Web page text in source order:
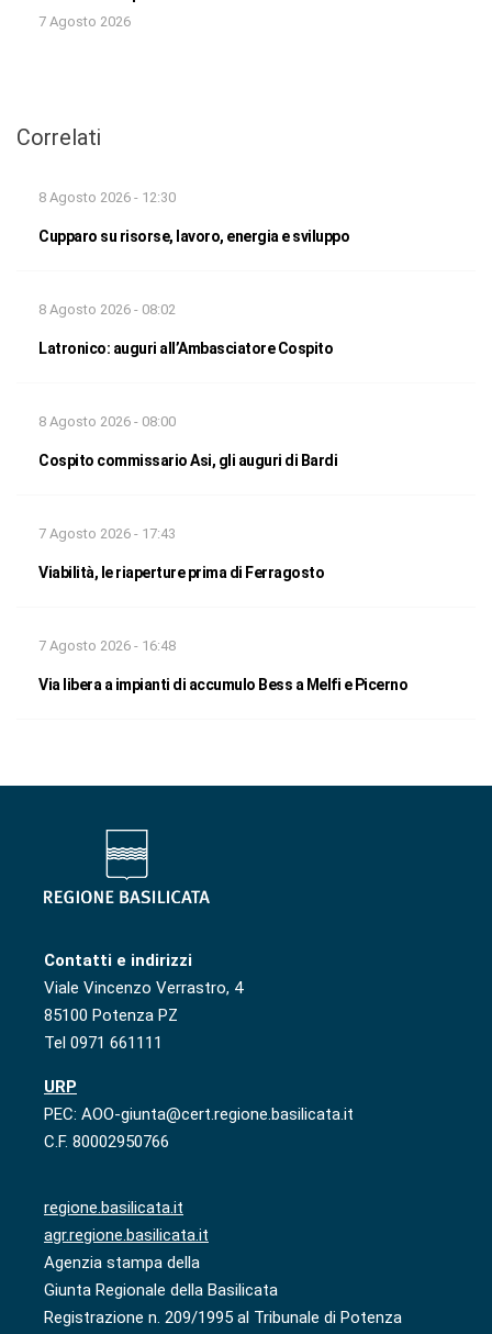
7 Agosto 2026
Correlati
8 Agosto 2026 - 12:30
Cupparo su risorse, lavoro, energia e sviluppo
8 Agosto 2026 - 08:02
Latronico: auguri all’Ambasciatore Cospito
8 Agosto 2026 - 08:00
Cospito commissario Asi, gli auguri di Bardi
7 Agosto 2026 - 17:43
Viabilità, le riaperture prima di Ferragosto
7 Agosto 2026 - 16:48
Via libera a impianti di accumulo Bess a Melfi e Picerno
Contatti e indirizzi
Viale Vincenzo Verrastro, 4
85100 Potenza PZ
Tel 0971 661111
URP
PEC: AOO-giunta@cert.regione.basilicata.it
C.F. 80002950766
regione.basilicata.it
agr.regione.basilicata.it
Agenzia stampa della
Giunta Regionale della Basilicata
Registrazione n. 209/1995 al Tribunale di Potenza